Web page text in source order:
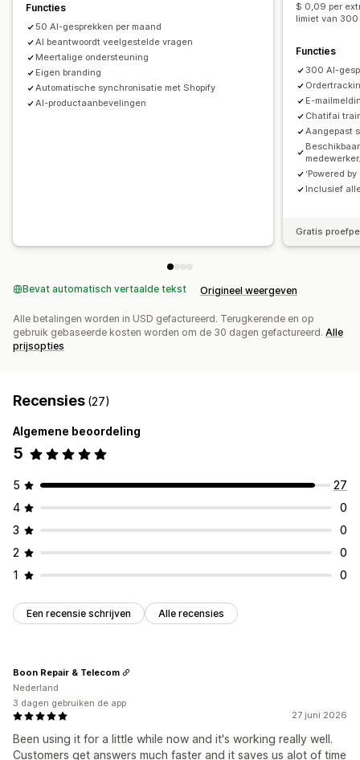
Aanpassing
Kleur en lettertype Emoji's en stickers
Welkomstberichten Chatknoppen
Agentavatar
Functies
50 AI-gesprekken per maand
AI beantwoordt veelgestelde vragen
Meertalige ondersteuning
Eigen branding
Automatische synchronisatie met Shopify
AI-productaanbevelingen
$ 0,09 per
limiet van 300
Functies
300 AI-
E-
Chatifai
Aangepast
‘Powered
Inclusief
Gratis
Bevat automatisch vertaalde tekst Origineel weergeven
Alle betalingen worden in USD gefactureerd. Terugkerende en op
gebruik gebaseerde kosten worden om de 30 dagen gefactureerd. Alle
prijsopties
Recensies (27)
Algemene beoordeling
5
5
27
4
0
3
0
2
0
1
0
Een recensie schrijven Alle recensies
27 juni 2026
Been using it for a little while now and it's working really well.
Customers get answers much faster and it saves us alot of time
Boon Repair & Telecom
Nederland
3 dagen gebruiken de app